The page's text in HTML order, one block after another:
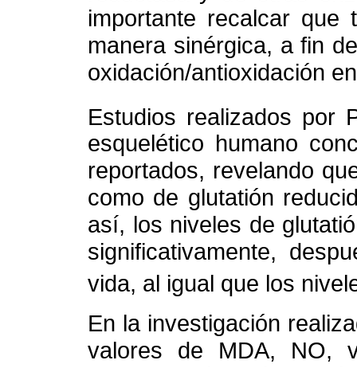
importante recalcar que
manera sinérgica, a fin
oxidación/antioxidación
Estudios realizados por
esquelético humano
reportados, revelando
como de glutatión
así, los niveles de
significativamente,
vida, al igual que los
En la investigación
valores de MDA, NO,